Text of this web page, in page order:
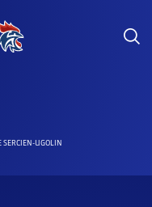
SERCIEN-UGOLIN